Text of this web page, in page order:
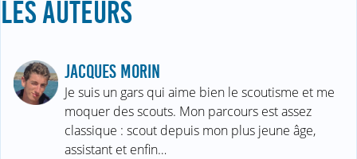
LES AUTEURS
JACQUES MORIN
Je suis un gars qui aime bien le scoutisme et me
moquer des scouts. Mon parcours est assez
classique : scout depuis mon plus jeune âge,
assistant et enfin…